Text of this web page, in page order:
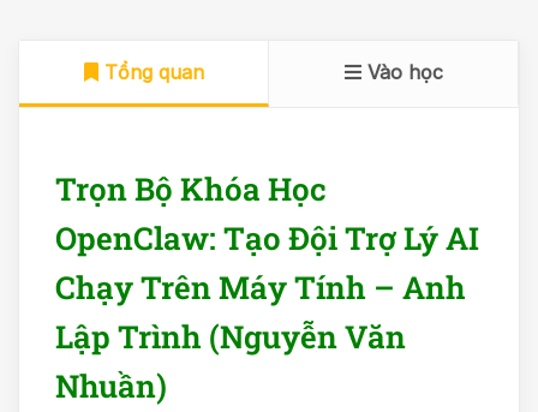
Tổng quan Vào học
Trọn Bộ Khóa Học
OpenClaw: Tạo Đội Trợ Lý AI
Chạy Trên Máy Tính – Anh
Lập Trình (Nguyễn Văn
Nhuần)